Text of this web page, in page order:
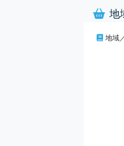
に、た
はちみ
です。
野菜に
ンプル
美味し
お水は
しかか
木々の
ゆった
地
地域